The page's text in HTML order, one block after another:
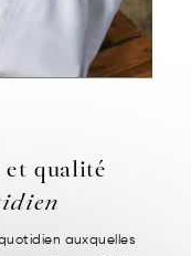
et qualité
auxquelles